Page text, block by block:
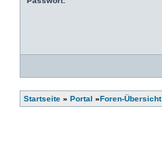
Startseite » Portal »Foren-Übersicht